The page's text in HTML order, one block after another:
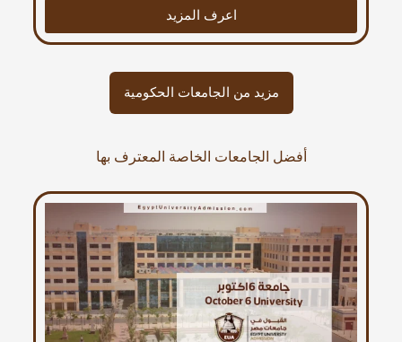
اعرف المزيد
مزيد من الجامعات الحكومية
أفضل الجامعات الخاصة المعترف بها